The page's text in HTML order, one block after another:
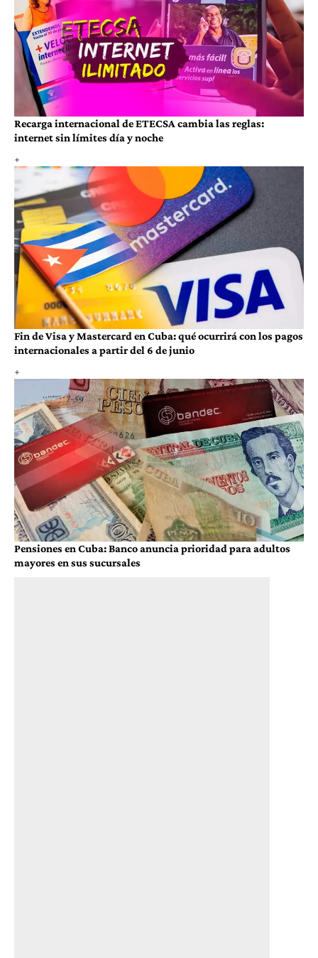
Recarga internacional de ETECSA cambia las reglas:
internet sin límites día y noche
Fin de Visa y Mastercard en Cuba: qué ocurrirá con los pagos
internacionales a partir del 6 de junio
Pensiones en Cuba: Banco anuncia prioridad para adultos
mayores en sus sucursales